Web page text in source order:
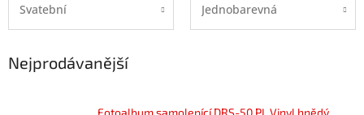
Svatební Jednobarevná
Nejprodávanější